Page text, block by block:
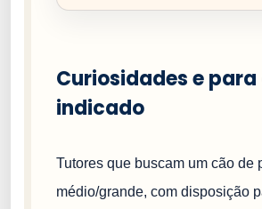
Curiosidades e para
indicado
Tutores que buscam um cão de
médio/grande, com disposição